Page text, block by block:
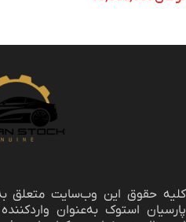
کلیه حقوق این وب‌سایت متعلق
پارسیان استوک به‌عنوان